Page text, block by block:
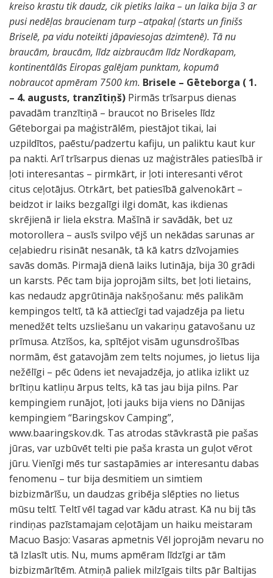
kreiso krastu tik daudz, cik pietiks laika – un laika bija 3 ar
pusi nedēļas braucienam turp –atpakaļ (starts un finišs
Briselē, pa vidu noteikti jāpaviesojas dzimtenē). Tā nu
braucām, braucām, līdz aizbraucām līdz Nordkapam,
kontinentālās Eiropas galējam punktam, kopumā
nobraucot apmēram 7500 km. Brisele – Gēteborga ( 1.
– 4. augusts, tranzītiņš) Pirmās trīsarpus dienas
pavadām tranzītiņā – braucot no Briseles līdz
Gēteborgai pa maģistrālēm, piestājot tikai, lai
uzpildītos, paēstu/padzertu kafiju, un paliktu kaut kur
pa nakti. Arī trīsarpus dienas uz maģistrāles patiesībā ir
ļoti interesantas – pirmkārt, ir ļoti interesanti vērot
citus ceļotājus. Otrkārt, bet patiesībā galvenokārt –
beidzot ir laiks bezgalīgi ilgi domāt, kas ikdienas
skrējienā ir liela ekstra. Mašīnā ir savādāk, bet uz
motorollera – ausīs svilpo vējš un nekādas sarunas ar
ceļabiedru risināt nesanāk, tā kā katrs dzīvojamies
savās domās. Pirmajā dienā laiks lutināja, bija 30 grādi
un karsts. Pēc tam bija joprojām silts, bet ļoti lietains,
kas nedaudz apgrūtināja nakšņošanu: mēs palikām
kempingos teltī, tā kā attiecīgi tad vajadzēja pa lietu
menedžēt telts uzsliešanu un vakariņu gatavošanu uz
prīmusa. Atzīšos, ka, spītējot visām ugunsdrošības
normām, ēst gatavojām zem telts nojumes, jo lietus lija
nežēlīgi – pēc ūdens iet nevajadzēja, jo atlika izlikt uz
brītiņu katliņu ārpus telts, kā tas jau bija pilns. Par
kempingiem runājot, ļoti jauks bija viens no Dānijas
kempingiem “Baringskov Camping”,
www.baaringskov.dk. Tas atrodas stāvkrastā pie pašas
jūras, var uzbūvēt telti pie paša krasta un guļot vērot
jūru. Vienīgi mēs tur sastapāmies ar interesantu dabas
fenomenu – tur bija desmitiem un simtiem
bizbizmārīšu, un daudzas gribēja slēpties no lietus
mūsu teltī. Teltī vēl tagad var kādu atrast. Kā nu bij tās
rindiņas pazīstamajam ceļotājam un haiku meistaram
Macuo Basjo: Vasaras apmetnis Vēl joprojām nevaru no
tā Izlasīt utis. Nu, mums apmēram līdzīgi ar tām
bizbizmārītēm. Atmiņā paliek milzīgais tilts pār Baltijas